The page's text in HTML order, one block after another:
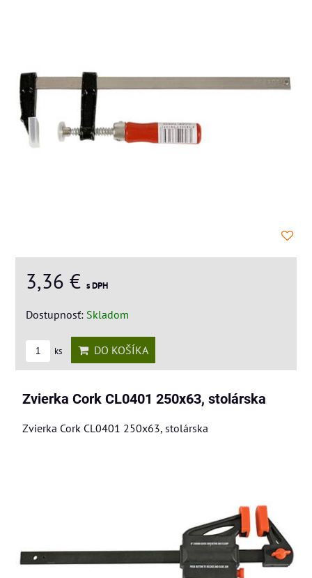
3,36 € s DPH
Dostupnosť: Skladom
ks DO KOŠÍKA
Zvierka Cork CL0401 250x63, stolárska
Zvierka Cork CL0401 250x63, stolárska